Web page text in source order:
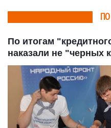
По итогам
наказали не "черных